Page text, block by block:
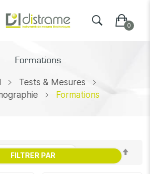
Formations
Tests & Mesures
Formations
FILTRER PAR